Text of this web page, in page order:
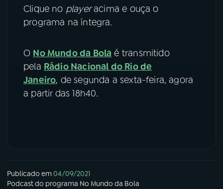
Instagram
Clique no playeracima e ouça o
programa na íntegra.
O No Mundo da Bola é transmitido
pela Rádio Nacional do Rio de
Janeiro, de segunda a sexta-feira, agora
a partir das 18h40.
Publicado em04/09/2021
Podcastdo programa No Mundo da Bola